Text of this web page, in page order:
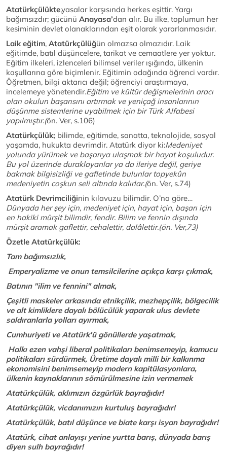
Atatürkçülükte,yasalar karşısında herkes eşittir. Yargı
bağımsızdır; gücünü Anayasa’dan alır. Bu ilke, toplumun her
kesiminin devlet olanaklarından eşit olarak yararlanmasıdır.
Laik eğitim, Atatürkçülüğün olmazsa olmazıdır. Laik
eğitimde, batıl düşüncelere, tarikat ve cemaatlere yer yoktur.
Eğitim ilkeleri, izlenceleri bilimsel veriler ışığında, ülkenin
koşullarına göre biçimlenir. Eğitimin odağında öğrenci vardır.
Öğretmen, bilgi aktarıcı değil; öğrenciyi araştırmaya,
incelemeye yönetendir.Eğitim ve kültür değişmelerinin aracı
olan okulun başarısını artırmak ve yeniçağ insanlarının
düşünme sistemlerine uyabilmek için bir Türk Alfabesi
yapılmıştır.(ön. Ver, s.106)
Atatürkçülük; bilimde, eğitimde, sanatta, teknolojide, sosyal
yaşamda, hukukta devrimdir. Atatürk diyor ki:Medeniyet
yolunda yürümek ve başarıya ulaşmak bir hayat koşuludur.
Bu yol üzerinde duraklayanlar ya da ileriye değil, geriye
bakmak bilgisizliği ve gafletinde bulunlar topyekûn
medeniyetin coşkun seli altında kalırlar.(ön. Ver, s.74)
Atatürk Devrimciliğinin kılavuzu bilimdir. O’na göre…
Dünyada her şey için, medeniyet için, hayat için, başarı için
en hakiki mürşit bilimdir, fendir. Bilim ve fennin dışında
mürşit aramak gaflettir, cehalettir, dalâlettir.(ön. Ver,73)
Özetle Atatürkçülük:
Tam bağımsızlık,
Emperyalizme ve onun temsilcilerine açıkça karşı çıkmak,
Batının "ilim ve fennini" almak,
Çeşitli maskeler arkasında etnikçilik, mezhepçilik, bölgecilik
ve alt kimliklere dayalı bölücülük yaparak ulus devlete
saldıranlarla yolları ayırmak,
Cumhuriyeti ve Atatürk'ü gönüllerde yaşatmak,
Halkı ezen vahşi liberal politikaları benimsemeyip, kamucu
politikaları sürdürmek, Üretime dayalı milli bir kalkınma
ekonomisini benimsemeyip modern kapitülasyonlara,
ülkenin kaynaklarının sömürülmesine izin vermemek
Atatürkçülük, aklımızın özgürlük bayrağıdır!
Atatürkçülük, vicdanımızın kurtuluş bayrağıdır!
Atatürkçülük, batıl düşünce ve biate karşı isyan bayrağıdır!
Atatürk, cihat anlayışı yerine yurtta barış, dünyada barış
diyen sulh bayrağıdır!